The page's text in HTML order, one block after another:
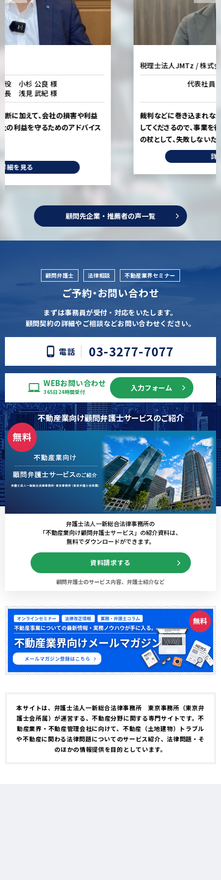
裁判などに巻き込まれないようなかたちで、事前から注意
してくださるので、事業を行っていくにあたって、転ばぬ先
の杖として、失敗しないためには必要な存在です。
顧問先企業・推薦者の声一覧
顧問弁護士 法律相談 不動産業界セミナー
ご予約・お問い合わせ
まずは事務員が受付・対応をいたします。
顧問契約の詳細やご相談などお問い合わせください。
電話 03-3277-7077
WEBお問い合わせ
365日24時間受付 入力フォーム
不動産業向け顧問弁護士サービスのご紹介
弁護士法人一新総合法律事務所の
「不動産業向け顧問弁護士サービス」の紹介資料は、
無料でダウンロードができます。
資料請求する
顧問弁護士のサービス内容、弁護士紹介など
本サイトは、弁護士法人一新総合法律事務所 東京事務所（東京弁
護士会所属）が運営する、不動産分野に関する専門サイトです。不
動産業界・不動産管理会社に向けて、不動産（土地建物）トラブル
や不動産に関わる法律問題についてのサービス紹介、法律問題・そ
のほかの情報提供を目的としています。